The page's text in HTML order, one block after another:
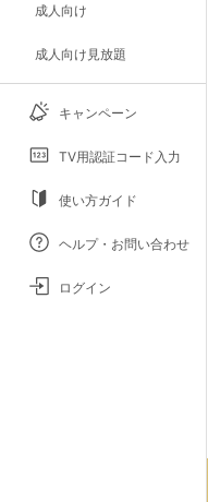
成人向け
成人向け見放題
キャンペーン
TV用認証コード入力
使い方ガイド
ヘルプ・お問い合わせ
ログイン